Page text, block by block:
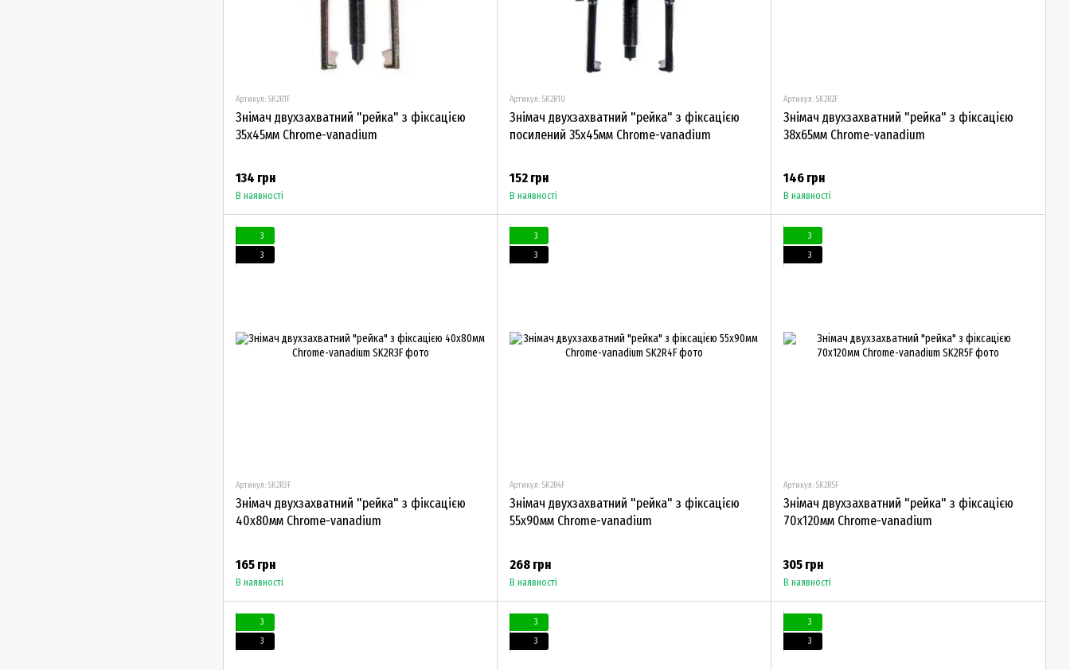
Артикул: SK2R1F
Знімач двухзахватний "рейка" з фіксацією
35х45мм Chrome-vanadium
134 грн
В наявності
Артикул: SK2R1U
Знімач двухзахватний "рейка" з фіксацією
посилений 35х45мм Chrome-vanadium
152 грн
В наявності
Артикул: SK2R2F
Знімач двухзахватний "рейка" з фіксацією
38х65мм Chrome-vanadium
146 грн
В наявності
3
3
Артикул: SK2R3F
Знімач двухзахватний "рейка" з фіксацією
40х80мм Chrome-vanadium
165 грн
В наявності
3
3
Артикул: SK2R4F
Знімач двухзахватний "рейка" з фіксацією
55х90мм Chrome-vanadium
268 грн
В наявності
3
3
Артикул: SK2R5F
Знімач двухзахватний "рейка" з фіксацією
70х120мм Chrome-vanadium
305 грн
В наявності
3
3
3
3
3
3